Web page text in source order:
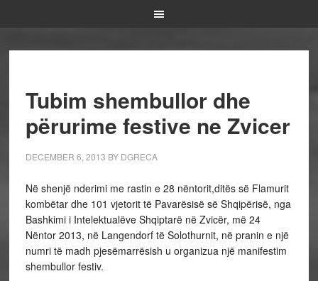
Tubim shembullor dhe
përurime festive ne Zvicer
DECEMBER 6, 2013 BY DGRECA
Në shenjë nderimi me rastin e 28 nëntorit,ditës së Flamurit
kombëtar dhe 101 vjetorit të Pavarësisë së Shqipërisë, nga
Bashkimi i Intelektualëve Shqiptarë në Zvicër, më 24
Nëntor 2013, në Langendorf të Solothurnit, në pranin e një
numri të madh pjesëmarrësish u organizua një manifestim
shembullor festiv.